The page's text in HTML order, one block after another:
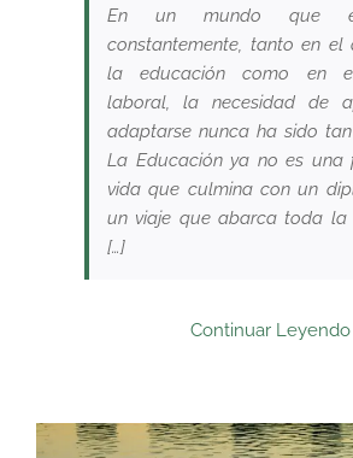
En un mundo que
constantemente, tanto en el
la educación como en
laboral, la necesidad de
adaptarse nunca ha sido tan
La Educación ya no es una
vida que culmina con un
un viaje que abarca toda la
[…]
Continuar Leyendo